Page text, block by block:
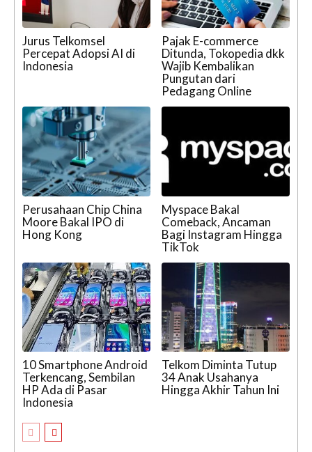
Jurus Telkomsel
Percepat Adopsi AI di
Indonesia
Pajak E-commerce
Ditunda, Tokopedia dkk
Wajib Kembalikan
Pungutan dari
Pedagang Online
Perusahaan Chip China
Moore Bakal IPO di
Hong Kong
Myspace Bakal
Comeback, Ancaman
Bagi Instagram Hingga
TikTok
10 Smartphone Android
Terkencang, Sembilan
HP Ada di Pasar
Indonesia
Telkom Diminta Tutup
34 Anak Usahanya
Hingga Akhir Tahun Ini